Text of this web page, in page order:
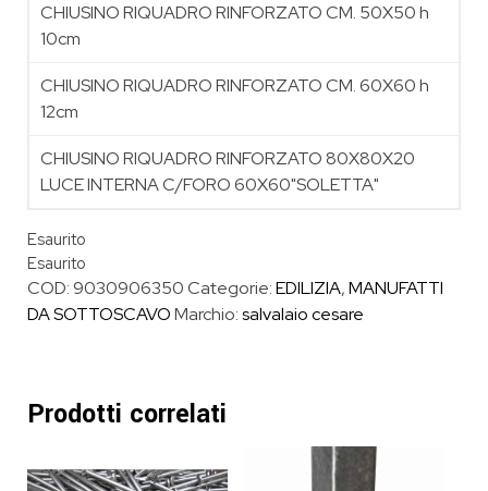
CHIUSINO RIQUADRO RINFORZATO CM. 50X50 h
10cm
CHIUSINO RIQUADRO RINFORZATO CM. 60X60 h
12cm
CHIUSINO RIQUADRO RINFORZATO 80X80X20
LUCE INTERNA C/FORO 60X60"SOLETTA"
Esaurito
Esaurito
COD:9030906350Categorie:EDILIZIA,MANUFATTI
DA SOTTOSCAVOMarchio:salvalaio cesare
Prodotti correlati